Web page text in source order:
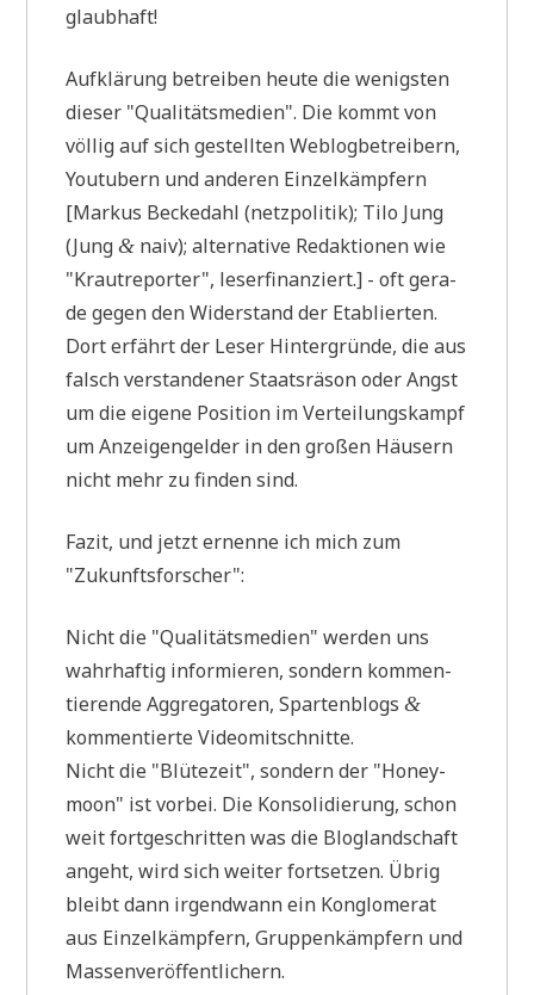
glaubhaft!
Auf­klä­rung betrei­ben heu­te die wenig­sten
die­ser "Qua­li­täts­me­di­en". Die kommt von
völ­lig auf sich gestell­ten Web­log­be­trei­bern,
You­tubern und ande­ren Ein­zel­kämp­fern
[Mar­kus Becke­dahl (netz­po­li­tik); Tilo Jung
(Jung& naiv); alter­na­ti­ve Redak­tio­nen wie
"Kraut­re­por­ter", leser­fi­nan­ziert.] - oft gera­
de gegen den Wider­stand der Eta­blier­ten.
Dort erfährt der Leser Hin­ter­grün­de, die aus
falsch ver­stan­de­ner Staats­rä­son oder Angst
um die eige­ne Posi­ti­on im Ver­tei­lungs­kampf
um Anzei­gen­gel­der in den gro­ßen Häu­sern
nicht mehr zu fin­den sind.
Fazit, und jetzt ernen­ne ich mich zum
"Zukunfts­for­scher":
Nicht die "Qua­li­täts­me­di­en" wer­den uns
wahr­haf­tig infor­mie­ren, son­dern kom­men­
tie­ren­de Aggre­ga­to­ren, Spar­ten­blogs&
kom­men­tier­te Videomitschnitte.
Nicht die "Blü­te­zeit", son­dern der "Honey­
moon" ist vor­bei. Die Kon­so­li­die­rung, schon
weit fort­ge­schrit­ten was die Blog­land­schaft
angeht, wird sich wei­ter fort­set­zen. Übrig
bleibt dann irgend­wann ein Kon­glo­me­rat
aus Ein­zel­kämp­fern, Grup­pen­kämp­fern und
Massenveröffentlichern.